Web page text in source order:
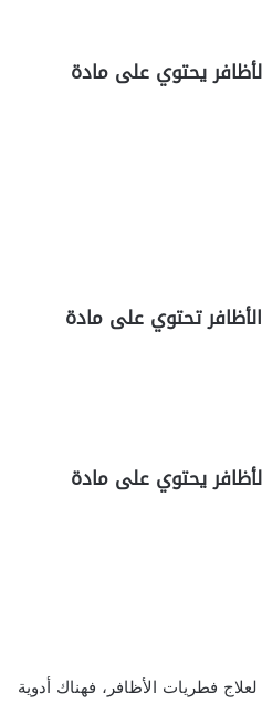
يحتوي على مادة
تحتوي على مادة
يحتوي على مادة
فطريات الأظافر، فهناك أدوية